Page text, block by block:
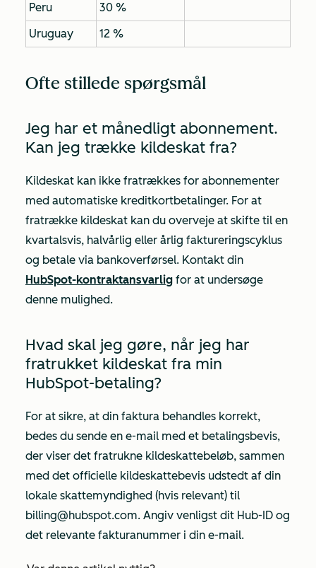
Peru
30 %
Uruguay
12 %
Ofte stillede spørgsmål
Jeg har et månedligt abonnement.
Kan jeg trække kildeskat fra?
Kildeskat kan ikke fratrækkes for abonnementer
med automatiske kreditkortbetalinger. For at
fratrække kildeskat kan du overveje at skifte til en
kvartalsvis, halvårlig eller årlig faktureringscyklus
og betale via bankoverførsel. Kontakt din
HubSpot-kontraktansvarlig for at undersøge
denne mulighed.
Hvad skal jeg gøre, når jeg har
fratrukket kildeskat fra min
HubSpot-betaling?
For at sikre, at din faktura behandles korrekt,
bedes du sende en e-mail med et betalingsbevis,
der viser det fratrukne kildeskattebeløb, sammen
med det officielle kildeskattebevis udstedt af din
lokale skattemyndighed (hvis relevant) til
billing@hubspot.com. Angiv venligst dit Hub-ID og
det relevante fakturanummer i din e-mail.